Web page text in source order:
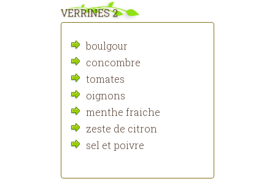
VERRINES 2
boulgour
concombre
tomates
oignons
menthe fraiche
zeste de citron
sel et poivre